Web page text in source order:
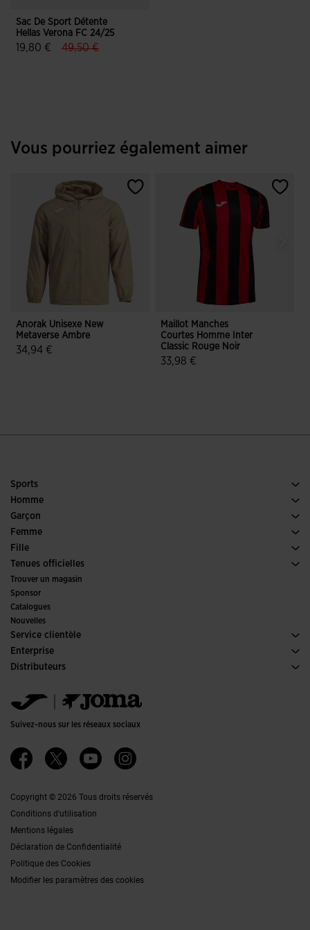
Sac De Sport Détente
Hellas Verona FC 24/25
19,80 € label.price.reduced.from
49,50 €label.price.to
Vous pourriez également aimer
Anorak Unisexe New
Metaverse Ambre
34,94 €
Maillot Manches
Courtes Homme Inter
Classic Rouge Noir
33,98 €
Sports
Running
Football
Padel
Trail Running
Homme
Chaussures Homme
Sports
Garçon
Voir tous les vêtements Garçon
Femme
Chaussures Femme
Sports
Fille
Voir tous les vêtements Fille
Tenues officielles
Football
Futsal
Comités et fédérations
Éditions Spéciales
Trouver un magasin
Sponsor
Catalogues
Nouvelles
Service clientèle
Conditions de Vente
Transport-et-livraison
FAQs
Enterprise
Histoire
Canal éthique
Politique de qualité et d'environnement
Emplois
Ethics Channel
Distributeurs
Jomanet
Service Marketing
Contacter
Suivez-nous sur les réseaux sociaux
Copyright © 2026 Tous droits réservés
Conditions d'utilisation
Mentions légales
Déclaration de Confidentialité
Politique des Cookies
Modifier les paramètres des cookies